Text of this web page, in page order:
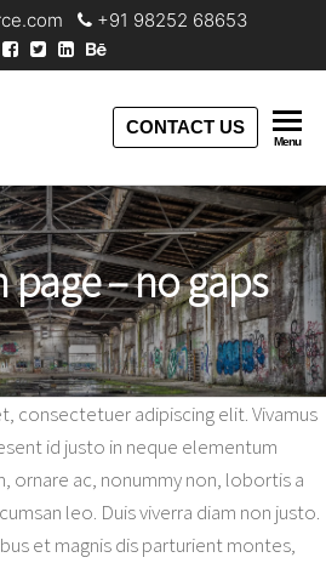
+91 98252 68653
AswaforceCONTACT US
Menu
page – no gaps
consectetuer adipiscing elit. Vivamus
id justo in neque elementum
ornare ac, nonummy non, lobortis a
leo. Duis viverra diam non justo.
et magnis dis parturient montes,